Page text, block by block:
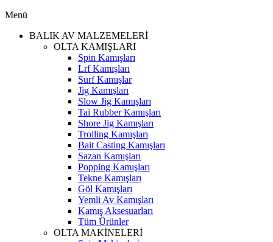
Menü
BALIK AV MALZEMELERİ
OLTA KAMIŞLARI
Spin Kamışları
Lrf Kamışları
Surf Kamışlar
Jig Kamışları
Slow Jig Kamışları
Tai Rubber Kamışları
Shore Jig Kamışları
Trolling Kamışları
Bait Casting Kamışları
Sazan Kamışları
Popping Kamışları
Tekne Kamışları
Göl Kamışları
Yemli Av Kamışları
Kamış Aksesuarları
Tüm Ürünler
OLTA MAKİNELERİ